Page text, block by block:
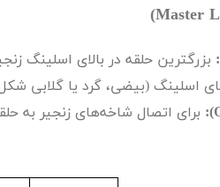
Master
)
بزرگترین حلقه در بالای اسلینگ
اسلینگ (بیضی، گرد یا گلابی
): برای اتصال شاخه‌های زنجیر به